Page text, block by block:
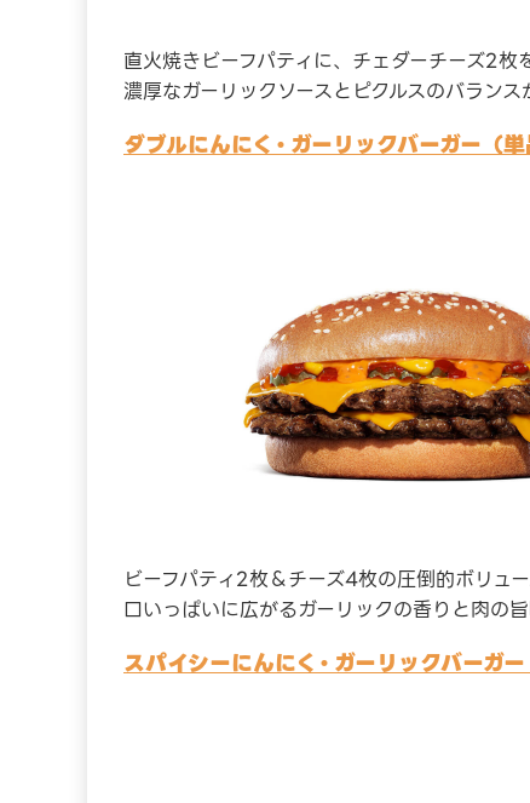
直火焼きビーフパティに、チェダーチーズ2枚
濃厚なガーリックソースとピクルスのバランス
ダブルにんにく・ガーリックバーガー
ビーフパティ2枚＆チーズ4枚の圧倒的ボリュー
口いっぱいに広がるガーリックの香りと肉の旨
スパイシーにんにく・ガーリックバー